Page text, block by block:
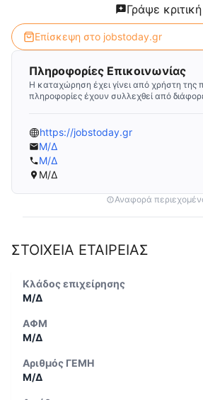
Γράψε κριτική
Επίσκεψη στο jobstoday.gr
Πληροφορίες Επικοινωνίας
Η καταχώρηση έχει γίνει από χρήστη της
πληροφορίες έχουν συλλεχθεί από
https://jobstoday.gr
Μ/Δ
Μ/Δ
Μ/Δ
Αναφορά
ΣΤΟΙΧΕΙΑ ΕΤΑΙΡΕΙΑΣ
Κλάδος επιχείρησης
Μ/Δ
ΑΦΜ
Μ/Δ
Αριθμός ΓΕΜΗ
Μ/Δ